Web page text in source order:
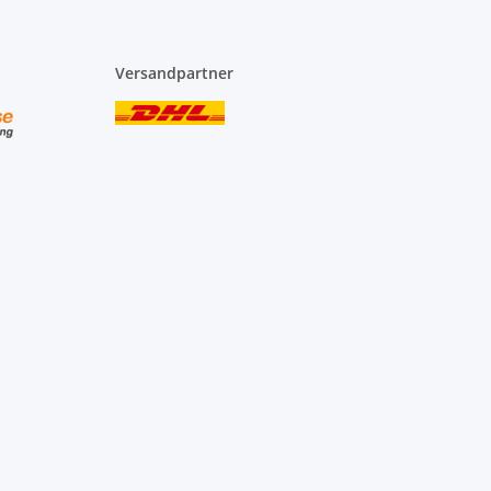
Versandpartner